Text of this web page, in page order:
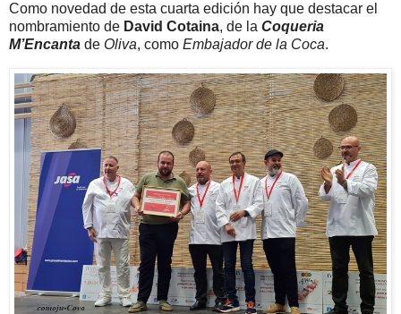
Como novedad de esta cuarta edición hay que destacar el
nombramiento de David Cotaina, de la Coqueria
M’Encanta de Oliva, como Embajador de la Coca.